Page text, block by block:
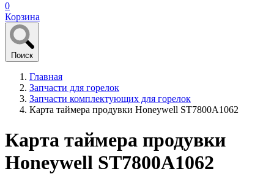
0
Корзина
Поиск
Главная
Запчасти для горелок
Запчасти комплектующих для горелок
Карта таймера продувки Honeywell ST7800A1062
Карта таймера продувки
Honeywell ST7800A1062